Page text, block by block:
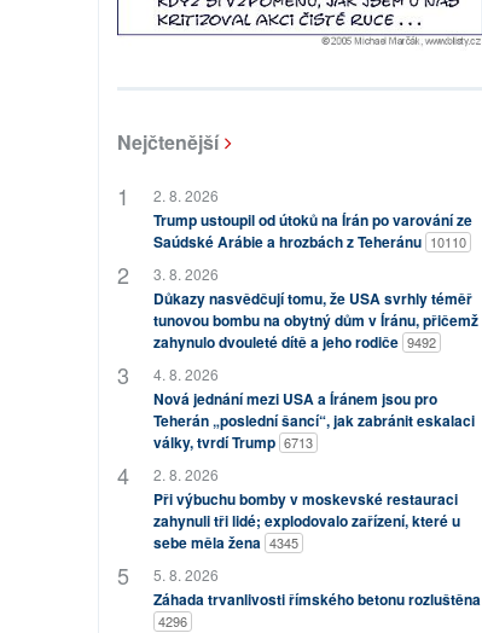
Nejčtenější
2. 8. 2026
Trump ustoupil od útoků na Írán po varování ze
Saúdské Arábie a hrozbách z Teheránu 10110
3. 8. 2026
Důkazy nasvědčují tomu, že USA svrhly téměř
tunovou bombu na obytný dům v Íránu, přičemž
zahynulo dvouleté dítě a jeho rodiče 9492
4. 8. 2026
Nová jednání mezi USA a Íránem jsou pro
Teherán „poslední šancí“, jak zabránit eskalaci
války, tvrdí Trump 6713
2. 8. 2026
Při výbuchu bomby v moskevské restauraci
zahynuli tři lidé; explodovalo zařízení, které u
sebe měla žena 4345
5. 8. 2026
Záhada trvanlivosti římského betonu rozluštěna
4296